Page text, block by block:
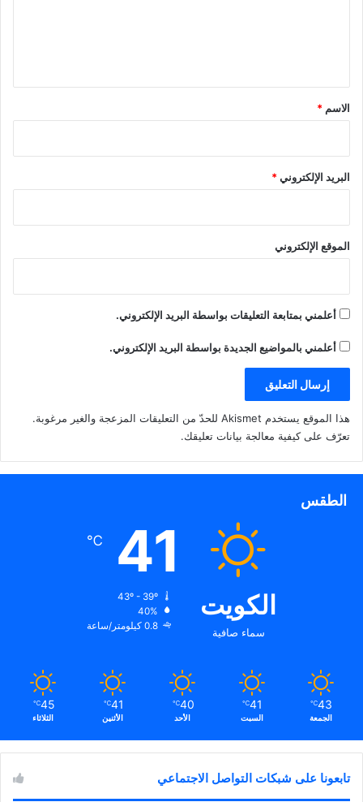
*
الاسم *
البريد الإلكتروني*
الموقع الإلكتروني
أعلمني بمتابعة التعليقات بواسطة البريد الإلكتروني.
أعلمني بالمواضيع الجديدة بواسطة البريد الإلكتروني.
هذا الموقع يستخدم Akismet للحدّ من التعليقات المزعجة والغير مرغوبة.
تعرّف على كيفية معالجة بيانات تعليقك.
الطقس
الكويت
سماء صافية
41
℃
40%
0.8 كيلومتر/ساعة
43
℃
الجمعة
41
℃
السبت
40
℃
الأحد
41
℃
الأثنين
45
℃
الثلاثاء
تابعونا على شبكات التواصل الاجتماعي